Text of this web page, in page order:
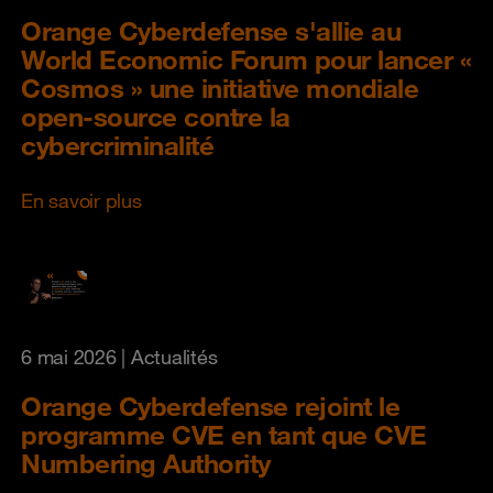
Orange Cyberdefense s'allie au
World Economic Forum pour lancer «
Cosmos » une initiative mondiale
open-source contre la
cybercriminalité
En savoir plus
6 mai 2026| Actualités
Orange Cyberdefense rejoint le
programme CVE en tant que CVE
Numbering Authority